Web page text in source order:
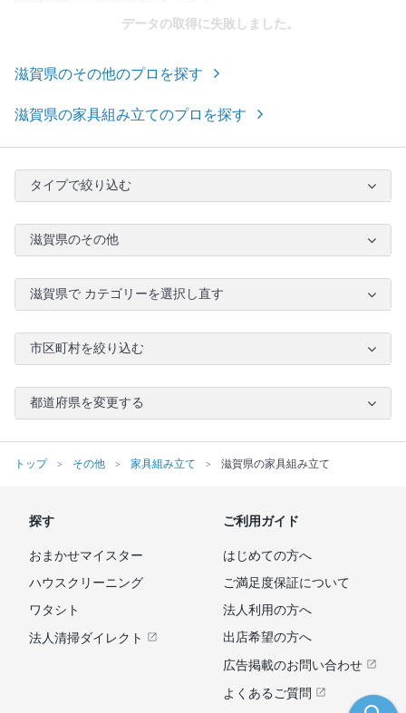
データの取得に失敗しました。
滋賀県のその他のプロを探す
滋賀県の家具組み立てのプロを探す
タイプで絞り込む
滋賀県のその他
滋賀県で カテゴリーを選択し直す
市区町村を絞り込む
都道府県を変更する
トップ その他 家具組み立て 滋賀県の家具組み立て
探す
おまかせマイスター
ハウスクリーニング
ワタシト
法人清掃ダイレクト
ご利用ガイド
はじめての方へ
ご満足度保証について
法人利用の方へ
出店希望の方へ
広告掲載のお問い合わせ
よくあるご質問